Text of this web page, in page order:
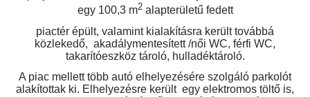
egy 100,3 m2alapterületű fedett
piactér épült, valamint kialakításra került továbbá
közlekedő, akadálymentesített /női WC, férfi WC,
takarítóeszköz tároló, hulladéktároló.
A piac mellett több autó elhelyezésére szolgáló parkolót
alakítottak ki. Elhelyezésre került egy elektromos töltő is,